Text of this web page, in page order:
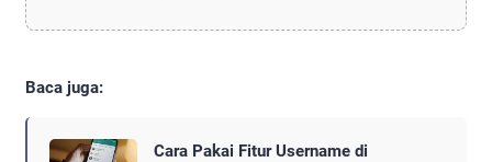
Baca juga:
Cara Pakai Fitur Username di